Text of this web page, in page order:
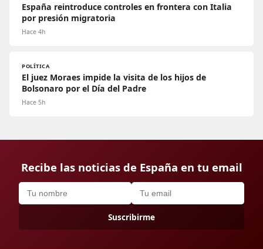
España reintroduce controles en frontera con Italia
por presión migratoria
Hace 4h
POLÍTICA
El juez Moraes impide la visita de los hijos de
Bolsonaro por el Día del Padre
Hace 5h
Recibe las noticias de España en tu email
Suscribirme